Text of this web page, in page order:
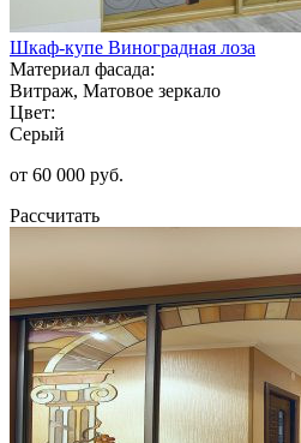
Шкаф-купе Виноградная лоза
Материал фасада:
Витраж, Матовое зеркало
Цвет:
Серый
от 60 000 руб.
Рассчитать